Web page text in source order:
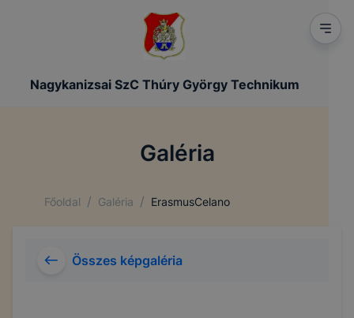
Nagykanizsai SzC Thúry György Technikum
Galéria
Főoldal / Galéria / ErasmusCelano
Összes képgaléria